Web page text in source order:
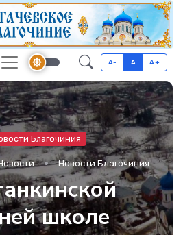
A- A A+
Благочиния
Новости Благочиния
школе